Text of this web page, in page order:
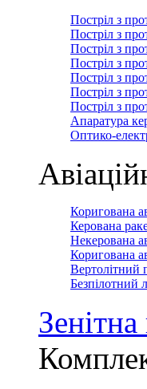
Постріл з
Постріл з
Постріл з
Постріл з
Постріл з
Постріл з
Постріл з
Апаратура
Оптико-
Коригована
Керована
Некерована
Коригована
Вертолітний
Безпілотний